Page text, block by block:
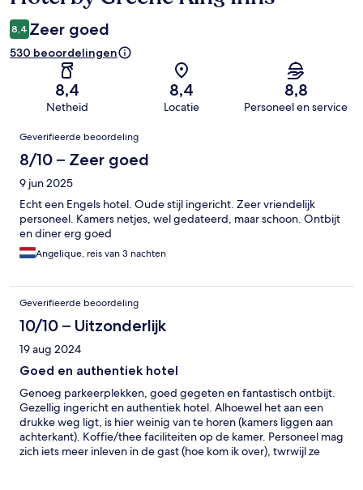
8,4 Zeer goed
530 beoordelingen
8,4
Netheid
8,4
Locatie
8,8
Personeel en service
Beoordelingen
Geverifieerde beoordeling
8/10 – Zeer goed
9 jun 2025
Echt een Engels hotel. Oude stijl ingericht. Zeer vriendelijk
personeel. Kamers netjes, wel gedateerd, maar schoon. Ontbijt
en diner erg goed
Angelique, reis van 3 nachten
Geverifieerde beoordeling
10/10 – Uitzonderlijk
19 aug 2024
Goed en authentiek hotel
Genoeg parkeerplekken, goed gegeten en fantastisch ontbijt.
Gezellig ingericht en authentiek hotel. Alhoewel het aan een
drukke weg ligt, is hier weinig van te horen (kamers liggen aan
achterkant). Koffie/thee faciliteiten op de kamer. Personeel mag
zich iets meer inleven in de gast (hoe kom ik over), twrwijl ze